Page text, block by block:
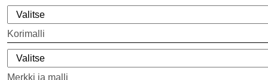
Korimalli
Merkki ja malli